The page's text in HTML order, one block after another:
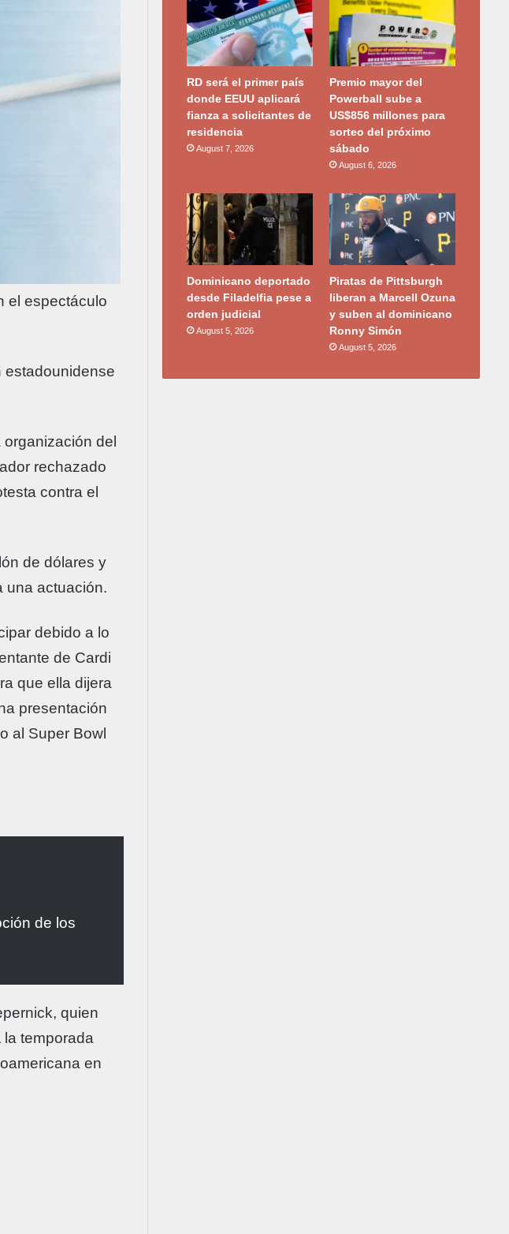
el espectáculo
estadounidense
del
rechazado
contra el
de dólares y
una actuación.
debido a lo
de Cardi
que ella dijera
presentación
al Super Bowl
de los
quien
temporada
en
RD será el primer país
donde EEUU aplicará
fianza a solicitantes de
residencia
August 7, 2026
Premio mayor del
Powerball sube a
US$856 millones para
sorteo del próximo
sábado
August 6, 2026
Dominicano deportado
desde Filadelfia pese a
orden judicial
August 5, 2026
Piratas de Pittsburgh
liberan a Marcell Ozuna
y suben al dominicano
Ronny Simón
August 5, 2026